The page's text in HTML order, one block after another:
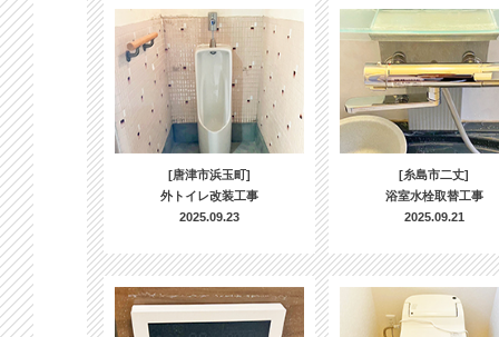
[唐津市浜玉町]
外トイレ改装工事
2025.09.23
[糸島市二丈]
浴室水栓取替工事
2025.09.21